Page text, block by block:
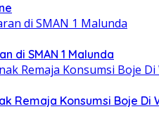
di SMAN 1 Malunda
Remaja Konsumsi Boje Di